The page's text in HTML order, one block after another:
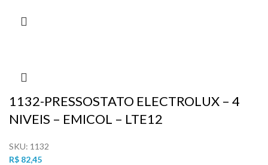
1132-PRESSOSTATO ELECTROLUX – 4
NIVEIS – EMICOL – LTE12
SKU: 1132
R$ 82,45